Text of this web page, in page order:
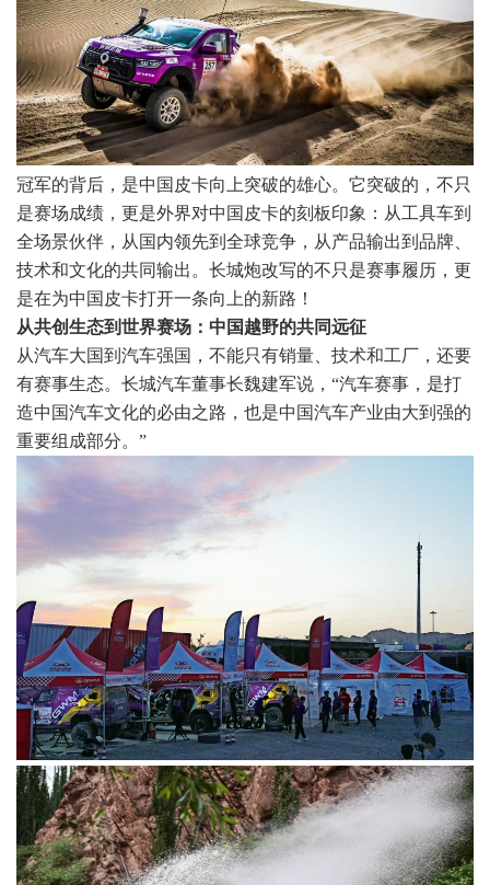
冠军的背后，是中国皮卡向上突破的雄心。它突破的，不只
是赛场成绩，更是外界对中国皮卡的刻板印象：从工具车到
全场景伙伴，从国内领先到全球竞争，从产品输出到品牌、
技术和文化的共同输出。长城炮改写的不只是赛事履历，更
是在为中国皮卡打开一条向上的新路！
从共创生态到世界赛场：中国越野的共同远征
从汽车大国到汽车强国，不能只有销量、技术和工厂，还要
有赛事生态。长城汽车董事长魏建军说，“汽车赛事，是打
造中国汽车文化的必由之路，也是中国汽车产业由大到强的
重要组成部分。”